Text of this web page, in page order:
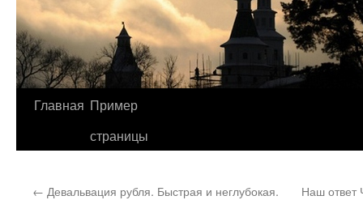
Перейти
Главная Пример
страницы
← Девальвация рубля. Быстрая и неглубокая. Наш ответ